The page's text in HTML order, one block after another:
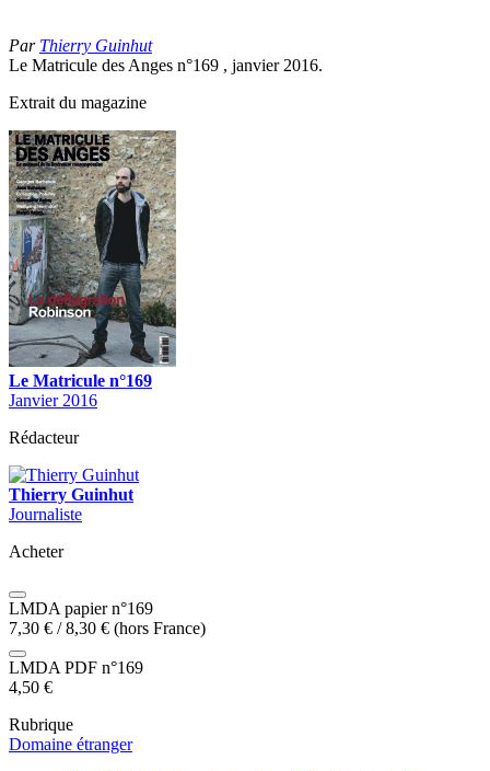
Par Thierry Guinhut
Le Matricule des Anges n°169 , janvier 2016.
Extrait du magazine
Le Matricule n°169
Janvier 2016
Rédacteur
Thierry Guinhut
Journaliste
Acheter
LMDA papier n°169
7,30 € /8,30 € (hors France)
LMDA PDF n°169
4,50 €
Rubrique
Domaine étranger